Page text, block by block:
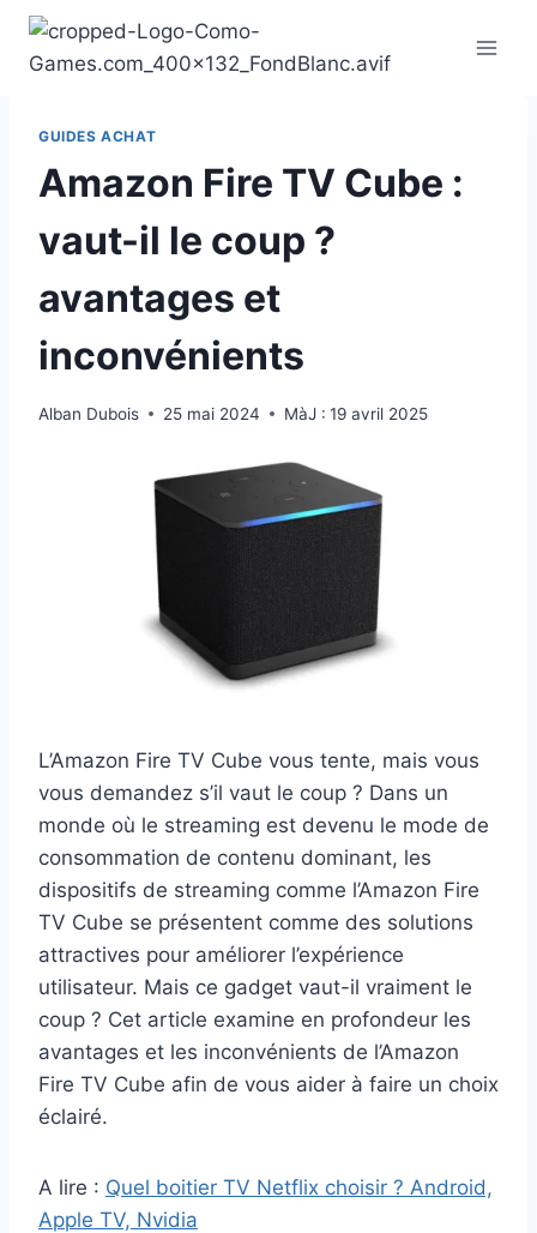
Aller
contenu
GUIDES ACHAT
Amazon Fire TV Cube :
vaut-il le coup ?
avantages et
inconvénients
Alban Dubois 25 mai 2024 MàJ : 19 avril 2025
L’Amazon Fire TV Cube vous tente, mais vous
vous demandez s’il vaut le coup ? Dans un
monde où le streaming est devenu le mode de
consommation de contenu dominant, les
dispositifs de streaming comme l’Amazon Fire
TV Cube se présentent comme des solutions
attractives pour améliorer l’expérience
utilisateur. Mais ce gadget vaut-il vraiment le
coup ? Cet article examine en profondeur les
avantages et les inconvénients de l’Amazon
Fire TV Cube afin de vous aider à faire un choix
éclairé.
A lire : Quel boitier TV Netflix choisir ? Android,
Apple TV, Nvidia